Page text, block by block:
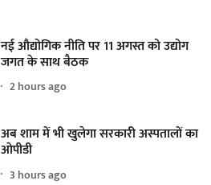
नई औद्योगिक नीति पर 11 अगस्त को उद्योग
जगत के साथ बैठक
2 hours ago
अब शाम में भी खुलेगा सरकारी अस्पतालों का
ओपीडी
3 hours ago